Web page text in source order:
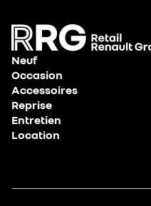
Neuf
Occasion
Accessoires
Reprise
Entretien
Location